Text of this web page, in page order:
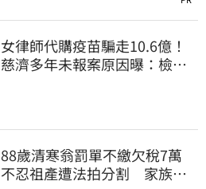
女律師代購疫苗騙走10.6億！
慈濟多年未報案原因曝：檢警
88歲清寒翁罰單不繳欠稅7萬
不忍祖產遭法拍分割 家族按